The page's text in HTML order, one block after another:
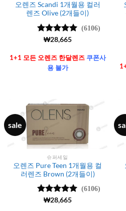
오렌즈 Scandi 1개월용 컬러
렌즈 Olive (2개들이)
5 중에서
가됨
(6106)
₩28,665
1+1 모든 오렌즈 한달렌즈쿠폰사
용 불가
sale
슈퍼세일
오렌즈 Pure Teen 1개월용 컬
러렌즈 Brown (2개들이)
5 중에서
(6106)
₩28,665